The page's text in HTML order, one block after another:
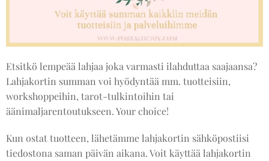
Etsitkö lempeää lahjaa joka varmasti ilahduttaa saajaansa?
Lahjakortin summan voi hyödyntää mm. tuotteisiin,
workshoppeihin, tarot-tulkintoihin tai
äänimaljarentoutukseen. Your choice!
Kun ostat tuotteen, lähetämme lahjakortin sähköpostiisi
tiedostona saman päivän aikana. Voit käyttää lahjakortin